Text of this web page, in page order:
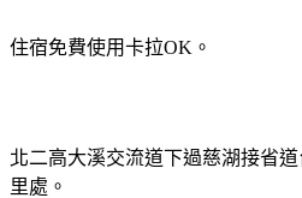
住宿免費使用卡拉OK。
北二高大溪交流道下過慈湖接省
里處。